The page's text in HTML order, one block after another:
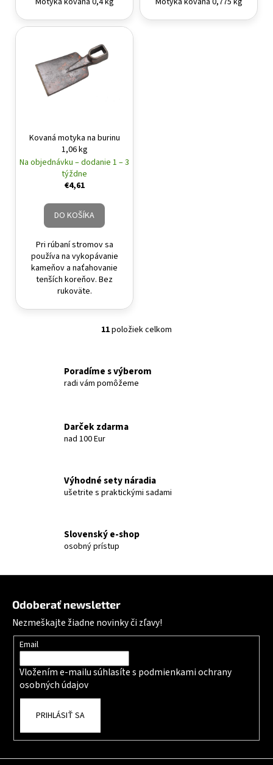
Kovaná motyka na burinu
1,06 kg
Na objednávku – dodanie 1 – 3
týždne
€4,61
DO KOŠÍKA
Pri rúbaní stromov sa
používa na vykopávanie
kameňov a naťahovanie
tenších koreňov. Bez
rukoväte.
Ovládacie prvky výpisu
11položiek celkom
Poradíme s výberom
radi vám pomôžeme
Darček zdarma
nad 100 Eur
Výhodné sety náradia
ušetrite s praktickými sadami
Slovenský e-shop
osobný prístup
Odoberať newsletter
Nezmeškajte žiadne novinky či zľavy!
Email
Vložením e-mailu súhlasíte s podmienkami ochrany
osobných údajov
PRIHLÁSIŤ SA